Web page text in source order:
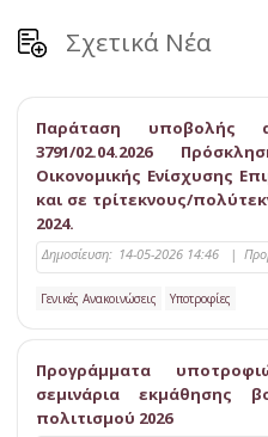
Σχετικά Νέα
Παράταση
3791/02.04.2026
Οικονομικής Ενίσχυσης
και σε τρίτεκνους/
2024.
Δημοσίευση: 14-05-2026 14:46 |
Γενικές Ανακοινώσεις Υποτροφίες
Προγράμματα
σεμινάρια εκμάθησης
πολιτισμού 2026